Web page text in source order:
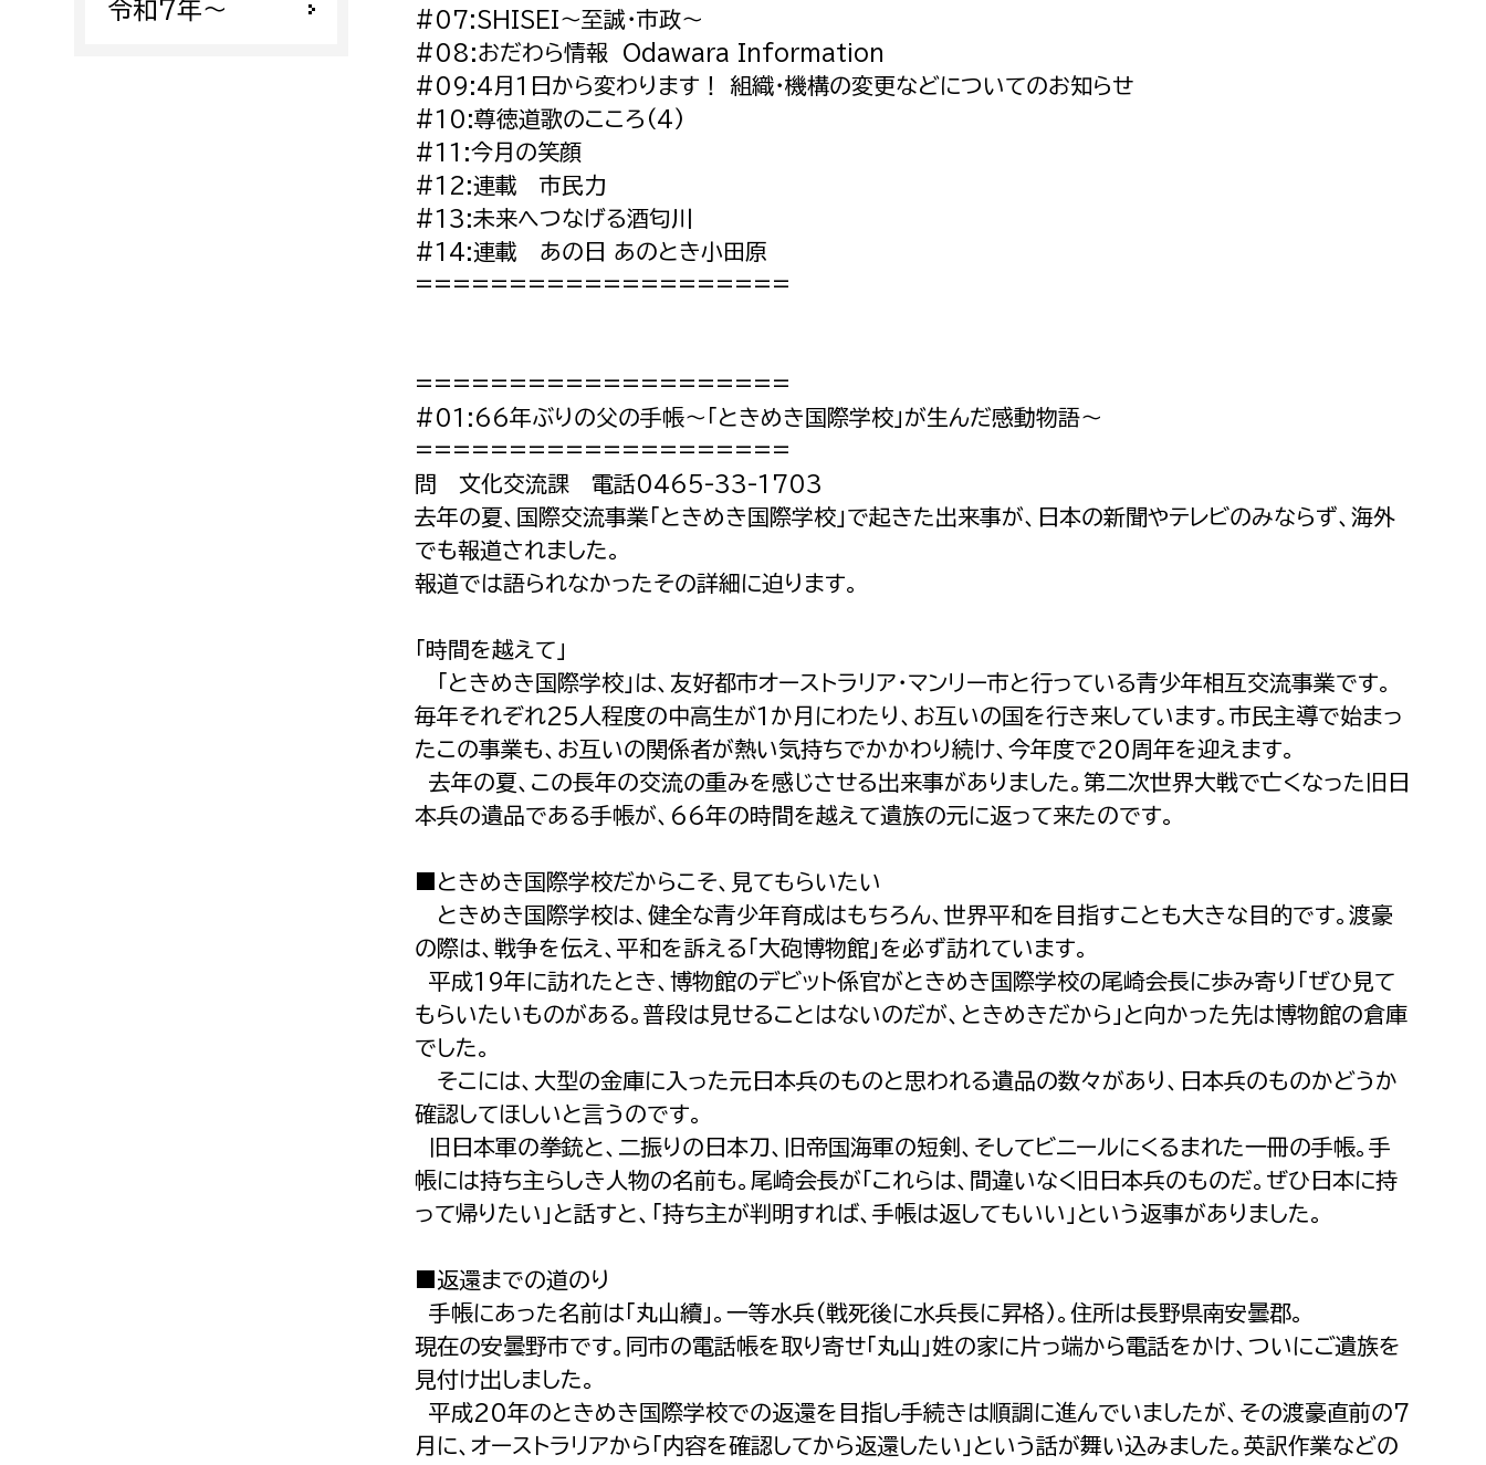
令和7年〜
#07:SHISEI〜至誠・市政〜
#08:おだわら情報 Odawara Information
#09:4月1日から変わります！ 組織・機構の変更などについてのお知らせ
#10:尊徳道歌のこころ(4)
#11:今月の笑顔
#12:連載 市民力
#13:未来へつなげる酒匂川
#14:連載 あの日 あのとき小田原
====================
====================
#01:66年ぶりの父の手帳〜「ときめき国際学校」が生んだ感動物語〜
====================
問 文化交流課 電話0465-33-1703
去年の夏、国際交流事業「ときめき国際学校」で起きた出来事が、日本の新聞やテレビのみならず、海外
でも報道されました。
報道では語られなかったその詳細に迫ります。
「時間を越えて」
「ときめき国際学校」は、友好都市オーストラリア・マンリー市と行っている青少年相互交流事業です。
毎年それぞれ25人程度の中高生が1か月にわたり、お互いの国を行き来しています。市民主導で始まっ
たこの事業も、お互いの関係者が熱い気持ちでかかわり続け、今年度で20周年を迎えます。
去年の夏、この長年の交流の重みを感じさせる出来事がありました。第二次世界大戦で亡くなった旧日
本兵の遺品である手帳が、66年の時間を越えて遺族の元に返って来たのです。
■ときめき国際学校だからこそ、見てもらいたい
ときめき国際学校は、健全な青少年育成はもちろん、世界平和を目指すことも大きな目的です。渡豪
の際は、戦争を伝え、平和を訴える「大砲博物館」を必ず訪れています。
平成19年に訪れたとき、博物館のデビット係官がときめき国際学校の尾崎会長に歩み寄り「ぜひ見て
もらいたいものがある。普段は見せることはないのだが、ときめきだから」と向かった先は博物館の倉庫
でした。
そこには、大型の金庫に入った元日本兵のものと思われる遺品の数々があり、日本兵のものかどうか
確認してほしいと言うのです。
旧日本軍の拳銃と、二振りの日本刀、旧帝国海軍の短剣、そしてビニールにくるまれた一冊の手帳。手
帳には持ち主らしき人物の名前も。尾崎会長が「これらは、間違いなく旧日本兵のものだ。ぜひ日本に持
って帰りたい」と話すと、「持ち主が判明すれば、手帳は返してもいい」という返事がありました。
■返還までの道のり
手帳にあった名前は「丸山續」。一等水兵(戦死後に水兵長に昇格)。住所は長野県南安曇郡。
現在の安曇野市です。同市の電話帳を取り寄せ「丸山」姓の家に片っ端から電話をかけ、ついにご遺族を
見付け出しました。
平成20年のときめき国際学校での返還を目指し手続きは順調に進んでいましたが、その渡豪直前の7
月に、オーストラリアから「内容を確認してから返還したい」という話が舞い込みました。英訳作業などの